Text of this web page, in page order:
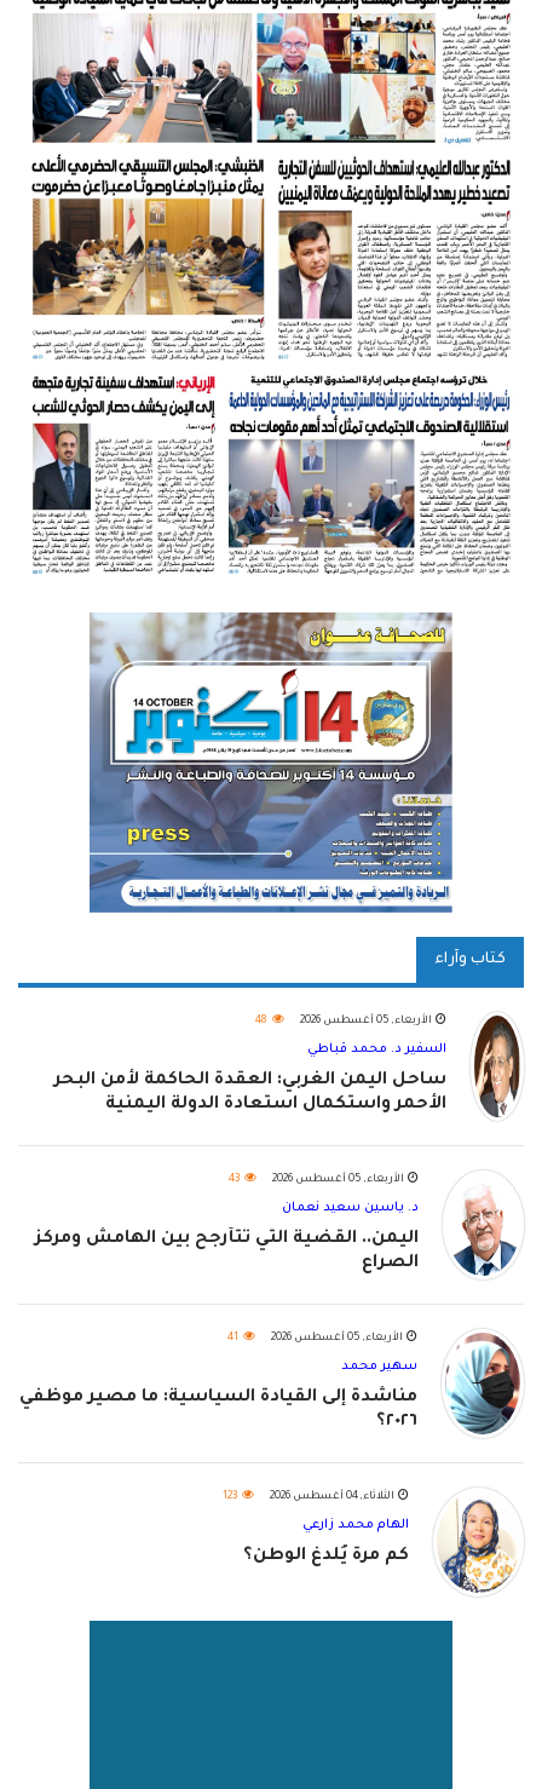
كتاب وآراء
الأربعاء, 05 أغسطس 2026 48
السفير د. محمد قباطي
ساحل اليمن الغربي: العقدة الحاكمة لأمن البحر
الأحمر واستكمال استعادة الدولة اليمنية
الأربعاء, 05 أغسطس 2026 43
د. ياسين سعيد نعمان
اليمن.. القضية التي تتأرجح بين الهامش ومركز
الصراع
الأربعاء, 05 أغسطس 2026 41
سهير محمد
مناشدة إلى القيادة السياسية: ما مصير موظفي
٢٠٢٦؟
الثلاثاء, 04 أغسطس 2026 123
الهام محمد زارعي
كم مرة يُلدغ الوطن؟